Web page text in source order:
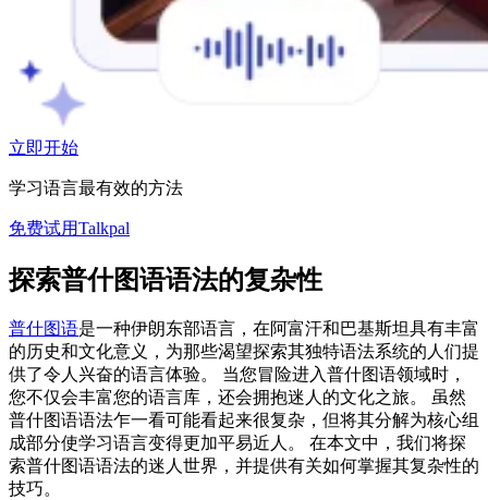
立即开始
学习语言最有效的方法
免费试用Talkpal
探索普什图语语法的复杂性
普什图语是一种伊朗东部语言，在阿富汗和巴基斯坦具有丰富
的历史和文化意义，为那些渴望探索其独特语法系统的人们提
供了令人兴奋的语言体验。 当您冒险进入普什图语领域时，
您不仅会丰富您的语言库，还会拥抱迷人的文化之旅。 虽然
普什图语语法乍一看可能看起来很复杂，但将其分解为核心组
成部分使学习语言变得更加平易近人。 在本文中，我们将探
索普什图语语法的迷人世界，并提供有关如何掌握其复杂性的
技巧。